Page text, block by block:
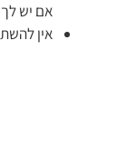
אם יש לך
אין